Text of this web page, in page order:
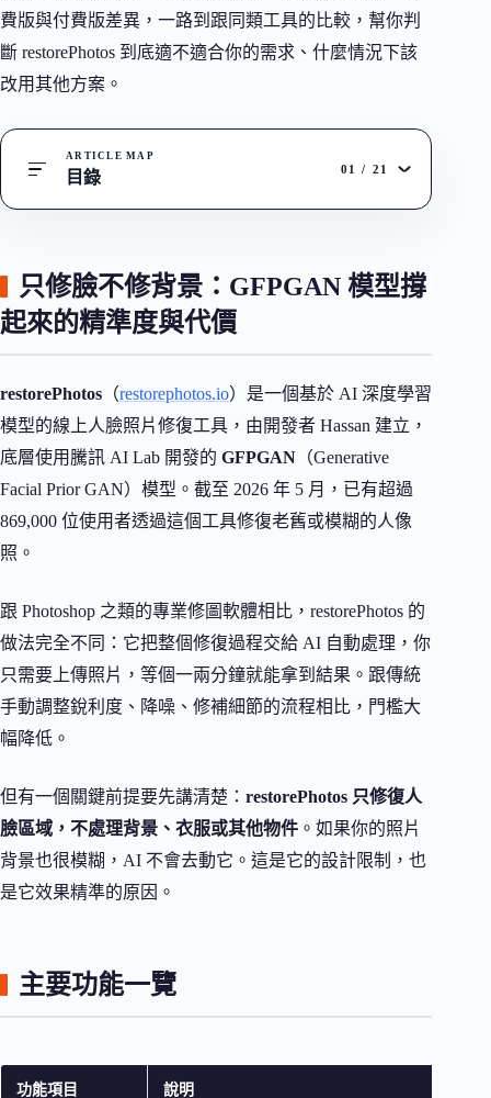
費版與付費版差異，一路到跟同類工具的比較，幫你判
斷 restorePhotos 到底適不適合你的需求、什麼情況下該
改用其他方案。
ARTICLE MAP
目錄 01 / 21
只修臉不修背景：GFPGAN 模型撐
起來的精準度與代價
restorePhotos （restorephotos.io）是一個基於 AI 深度學習
模型的線上人臉照片修復工具，由開發者 Hassan 建立，
底層使用騰訊 AI Lab 開發的 GFPGAN （Generative
Facial Prior GAN）模型。截至 2026 年 5 月，已有超過
869,000 位使用者透過這個工具修復老舊或模糊的人像
照。
跟 Photoshop 之類的專業修圖軟體相比，restorePhotos 的
做法完全不同：它把整個修復過程交給 AI 自動處理，你
只需要上傳照片，等個一兩分鐘就能拿到結果。跟傳統
手動調整銳利度、降噪、修補細節的流程相比，門檻大
幅降低。
但有一個關鍵前提要先講清楚： restorePhotos 只修復人
臉區域，不處理背景、衣服或其他物件 。如果你的照片
背景也很模糊，AI 不會去動它。這是它的設計限制，也
是它效果精準的原因。
主要功能一覽
功能項目 說明